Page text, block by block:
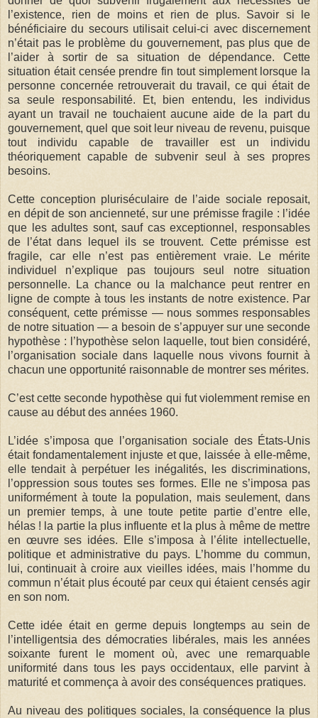
l’existence, rien de moins et rien de plus. Savoir si le
bénéficiaire du secours utilisait celui-ci avec discernement
n’était pas le problème du gouvernement, pas plus que de
l’aider à sortir de sa situation de dépendance. Cette
situation était censée prendre fin tout simplement lorsque la
personne concernée retrouverait du travail, ce qui était de
sa seule responsabilité. Et, bien entendu, les individus
ayant un travail ne touchaient aucune aide de la part du
gouvernement, quel que soit leur niveau de revenu, puisque
tout individu capable de travailler est un individu
théoriquement capable de subvenir seul à ses propres
besoins.
Cette conception pluriséculaire de l’aide sociale reposait,
en dépit de son ancienneté, sur une prémisse fragile : l’idée
que les adultes sont, sauf cas exceptionnel, responsables
de l’état dans lequel ils se trouvent. Cette prémisse est
fragile, car elle n’est pas entièrement vraie. Le mérite
individuel n’explique pas toujours seul notre situation
personnelle. La chance ou la malchance peut rentrer en
ligne de compte à tous les instants de notre existence. Par
conséquent, cette prémisse — nous sommes responsables
de notre situation — a besoin de s’appuyer sur une seconde
hypothèse : l’hypothèse selon laquelle, tout bien considéré,
l’organisation sociale dans laquelle nous vivons fournit à
chacun une opportunité raisonnable de montrer ses mérites.
C’est cette seconde hypothèse qui fut violemment remise en
cause au début des années 1960.
L’idée s’imposa que l’organisation sociale des États-Unis
était fondamentalement injuste et que, laissée à elle-même,
elle tendait à perpétuer les inégalités, les discriminations,
l’oppression sous toutes ses formes. Elle ne s’imposa pas
uniformément à toute la population, mais seulement, dans
un premier temps, à une toute petite partie d’entre elle,
hélas ! la partie la plus influente et la plus à même de mettre
en œuvre ses idées. Elle s’imposa à l’élite intellectuelle,
politique et administrative du pays. L’homme du commun,
lui, continuait à croire aux vieilles idées, mais l’homme du
commun n’était plus écouté par ceux qui étaient censés agir
en son nom.
Cette idée était en germe depuis longtemps au sein de
l’intelligentsia des démocraties libérales, mais les années
soixante furent le moment où, avec une remarquable
uniformité dans tous les pays occidentaux, elle parvint à
maturité et commença à avoir des conséquences pratiques.
Au niveau des politiques sociales, la conséquence la plus